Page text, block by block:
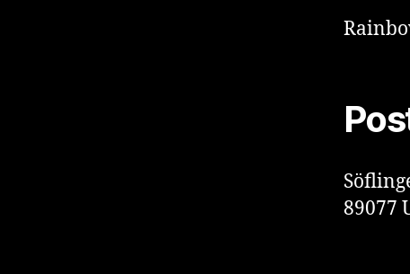
89077